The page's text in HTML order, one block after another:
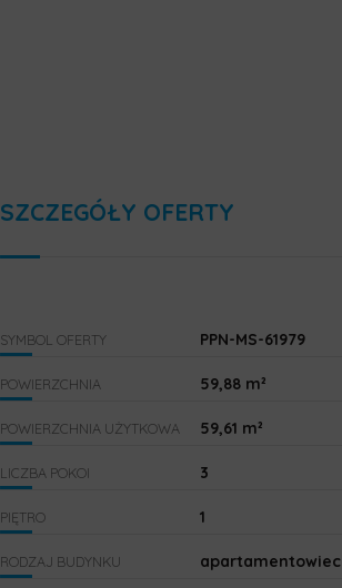
SZCZEGÓŁY OFERTY
SYMBOL OFERTY PPN-MS-61979
POWIERZCHNIA 59,88 m²
POWIERZCHNIA UŻYTKOWA 59,61 m²
LICZBA POKOI 3
PIĘTRO 1
RODZAJ BUDYNKU apartamentowiec